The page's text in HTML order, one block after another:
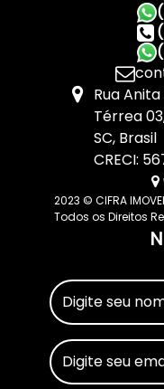
Rua
Térrea 03
SC, Brasil
CRECI:
2023 © CIFRA
Todos os Direitos